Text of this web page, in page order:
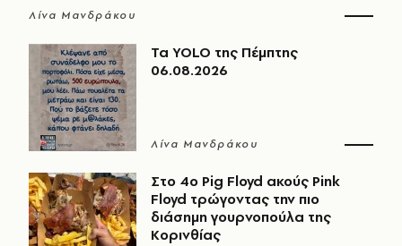
Λίνα Μανδράκου
Τα YOLO της Πέμπτης
06.08.2026
Λίνα Μανδράκου
Στο 4ο Pig Floyd ακούς Pink
Floyd τρώγοντας την πιο
διάσημη γουρνοπούλα της
Κορινθίας